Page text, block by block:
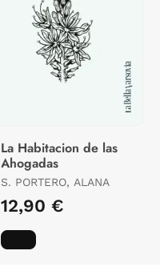
La Habitacion de las
Ahogadas
S. PORTERO, ALANA
12,90 €